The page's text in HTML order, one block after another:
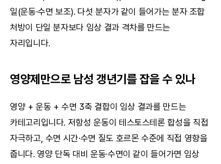
일(운동·수면 보조). 다섯 분자가 같이 들어가는 분자 조합
처방이 단일 분자보다 임상 결과 격차를 만드는
자리입니다.
영양제만으로 남성 갱년기를 잡을 수 있나
영양 + 운동 + 수면 3축 결합이 임상 결과를 만드는
카테고리입니다. 저항성 운동이 테스토스테론 합성을 직접
자극하고, 수면 시간·수면 질도 호르몬 수준에 직접 영향을
줍니다. 영양 단독 대비 운동·수면이 같이 들어가면 임상